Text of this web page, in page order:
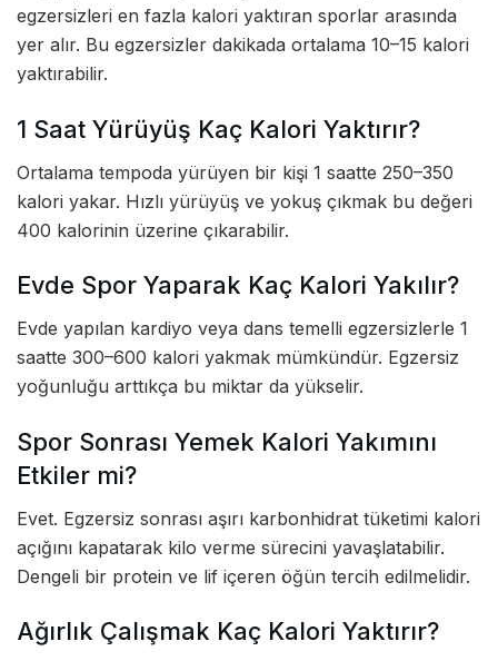
egzersizleri en fazla kalori yaktıran sporlar arasında
yer alır. Bu egzersizler dakikada ortalama 10–15 kalori
yaktırabilir.
1 Saat Yürüyüş Kaç Kalori Yaktırır?
Ortalama tempoda yürüyen bir kişi 1 saatte 250–350
kalori yakar. Hızlı yürüyüş ve yokuş çıkmak bu değeri
400 kalorinin üzerine çıkarabilir.
Evde Spor Yaparak Kaç Kalori Yakılır?
Evde yapılan kardiyo veya dans temelli egzersizlerle 1
saatte 300–600 kalori yakmak mümkündür. Egzersiz
yoğunluğu arttıkça bu miktar da yükselir.
Spor Sonrası Yemek Kalori Yakımını
Etkiler mi?
Evet. Egzersiz sonrası aşırı karbonhidrat tüketimi kalori
açığını kapatarak kilo verme sürecini yavaşlatabilir.
Dengeli bir protein ve lif içeren öğün tercih edilmelidir.
Ağırlık Çalışmak Kaç Kalori Yaktırır?